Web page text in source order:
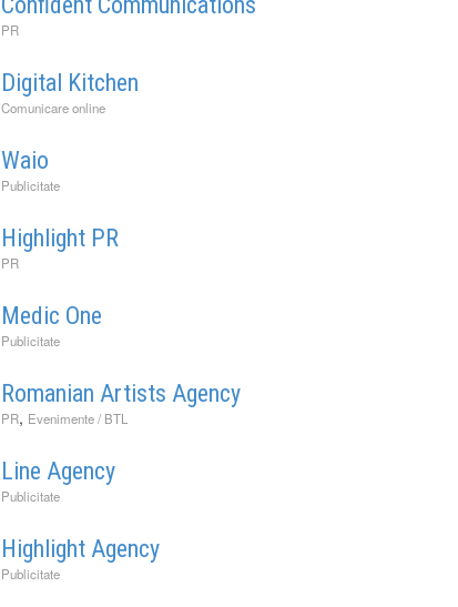
PR
Digital Kitchen
Comunicare online
Waio
Publicitate
Highlight PR
PR
Medic One
Publicitate
Romanian Artists Agency
PR, Evenimente / BTL
Line Agency
Publicitate
Highlight Agency
Publicitate